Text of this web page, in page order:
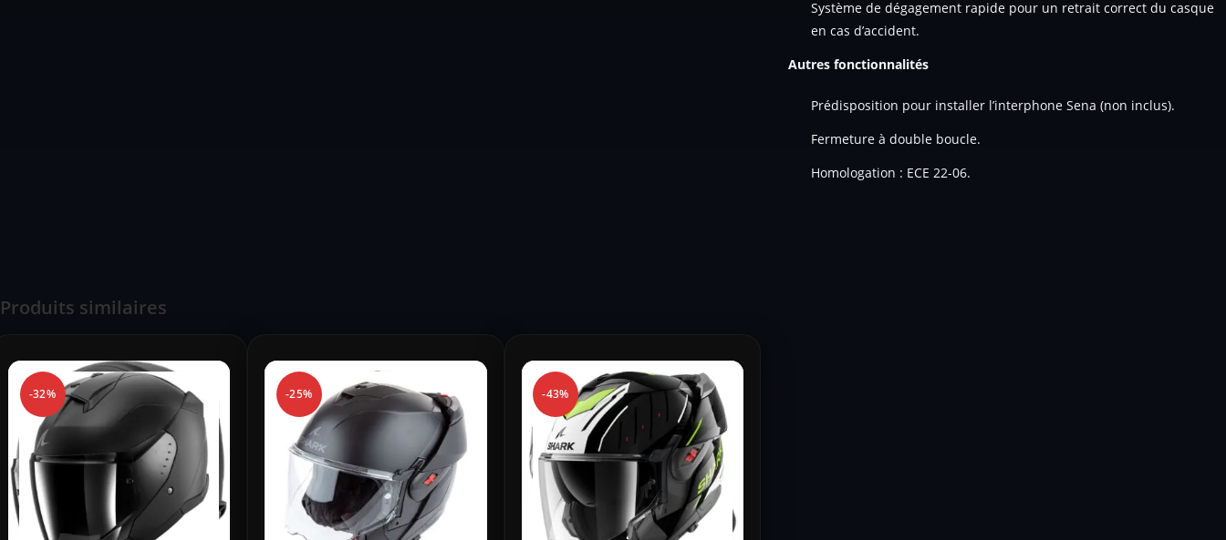
Système de dégagement rapide pour un retrait correct du casque
en cas d’accident.
Autres fonctionnalités
Prédisposition pour installer l’interphone Sena (non inclus).
Fermeture à double boucle.
Homologation : ECE 22-06.
Produits similaires
-32% -25% -43%